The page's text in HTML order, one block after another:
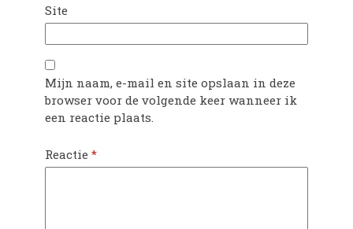
Site
Mijn naam, e-mail en site opslaan in deze
browser voor de volgende keer wanneer ik
een reactie plaats.
Reactie*